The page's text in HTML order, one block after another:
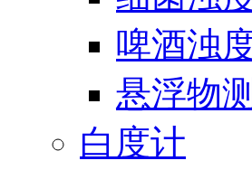
啤酒浊
悬浮物
白度计